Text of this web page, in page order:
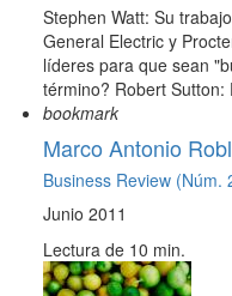
Stephen Watt: Su
General Electric y
líderes para que sean
término? Robert Sutton:
bookmark
Marco Antonio
Business Review (Núm.
Junio 2011
Lectura de 10 min.